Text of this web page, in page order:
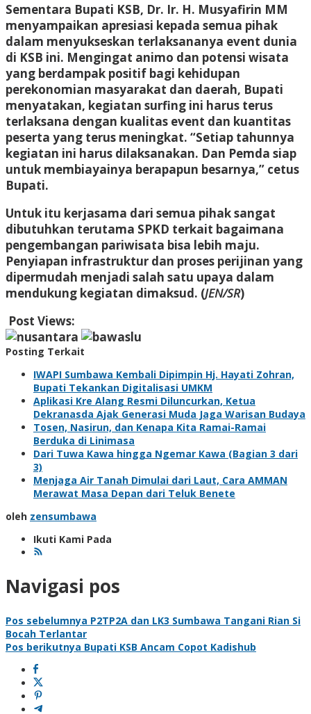
Sementara Bupati KSB, Dr. Ir. H. Musyafirin MM
menyampaikan apresiasi kepada semua pihak
dalam menyukseskan terlaksananya event dunia
di KSB ini. Mengingat animo dan potensi wisata
yang berdampak positif bagi kehidupan
perekonomian masyarakat dan daerah, Bupati
menyatakan, kegiatan surfing ini harus terus
terlaksana dengan kualitas event dan kuantitas
peserta yang terus meningkat. “Setiap tahunnya
kegiatan ini harus dilaksanakan. Dan Pemda siap
untuk membiayainya berapapun besarnya,” cetus
Bupati.
Untuk itu kerjasama dari semua pihak sangat
dibutuhkan terutama SPKD terkait bagaimana
pengembangan pariwisata bisa lebih maju.
Penyiapan infrastruktur dan proses perijinan yang
dipermudah menjadi salah satu upaya dalam
mendukung kegiatan dimaksud. (JEN/SR)
Post Views:
Posting Terkait
IWAPI Sumbawa Kembali Dipimpin Hj. Hayati Zohran,
Bupati Tekankan Digitalisasi UMKM
Aplikasi Kre Alang Resmi Diluncurkan, Ketua
Dekranasda Ajak Generasi Muda Jaga Warisan Budaya
Tosen, Nasirun, dan Kenapa Kita Ramai-Ramai
Berduka di Linimasa
Dari Tuwa Kawa hingga Ngemar Kawa (Bagian 3 dari
3)
Menjaga Air Tanah Dimulai dari Laut, Cara AMMAN
Merawat Masa Depan dari Teluk Benete
oleh zensumbawa
Ikuti Kami Pada
Navigasi pos
Pos sebelumnya P2TP2A dan LK3 Sumbawa Tangani Rian Si
Bocah Terlantar
Pos berikutnya Bupati KSB Ancam Copot Kadishub